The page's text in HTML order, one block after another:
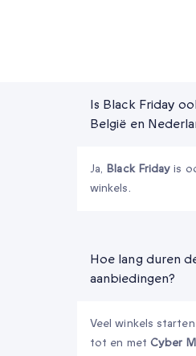
Is Black Friday
België en
Ja, Black Friday is
winkels.
Hoe lang duren
aanbiedingen?
Veel winkels
tot en met Cyber